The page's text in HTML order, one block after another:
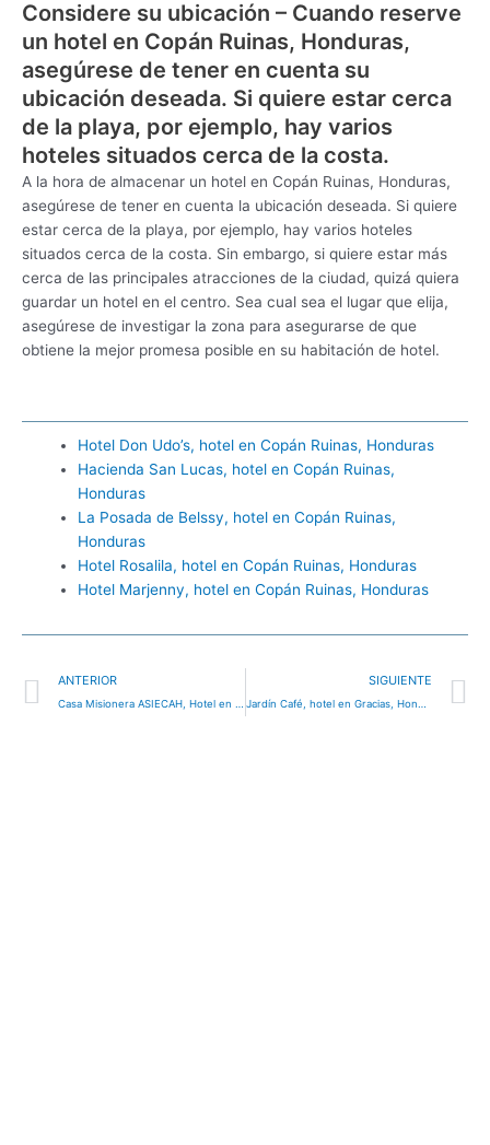
Considere su ubicación – Cuando reserve
un hotel en Copán Ruinas, Honduras,
asegúrese de tener en cuenta su
ubicación deseada. Si quiere estar cerca
de la playa, por ejemplo, hay varios
hoteles situados cerca de la costa.
A la hora de almacenar un hotel en Copán Ruinas, Honduras,
asegúrese de tener en cuenta la ubicación deseada. Si quiere
estar cerca de la playa, por ejemplo, hay varios hoteles
situados cerca de la costa. Sin embargo, si quiere estar más
cerca de las principales atracciones de la ciudad, quizá quiera
guardar un hotel en el centro. Sea cual sea el lugar que elija,
asegúrese de investigar la zona para asegurarse de que
obtiene la mejor promesa posible en su habitación de hotel.
Hotel Don Udo’s, hotel en Copán Ruinas, Honduras
Hacienda San Lucas, hotel en Copán Ruinas,
Honduras
La Posada de Belssy, hotel en Copán Ruinas,
Honduras
Hotel Rosalila, hotel en Copán Ruinas, Honduras
Hotel Marjenny, hotel en Copán Ruinas, Honduras
Ant
ANTERIOR
Casa Misionera ASIECAH, Hotel en Honduras
SIGUIENTE
Jardín Café, hotel en Gracias, Honduras